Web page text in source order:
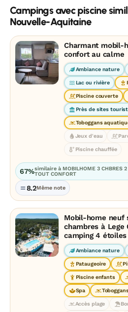
Campings avec piscine
Nouvelle-Aquitaine
Charmant mobil-
confort au calme
Ambiance nature
Lac ou rivière
Piscine couverte
Près de sites
Toboggans
Jeux d'eau
Piscine chauffée
67%similaire à MOBILHOME 3 CHBRES 2
TOUT CONFORT
8.2Même note
Mobil-home neuf
chambres à Lege
camping 4
Ambiance nature
Pataugeoire
Piscine enfants
Spa
Accès plage